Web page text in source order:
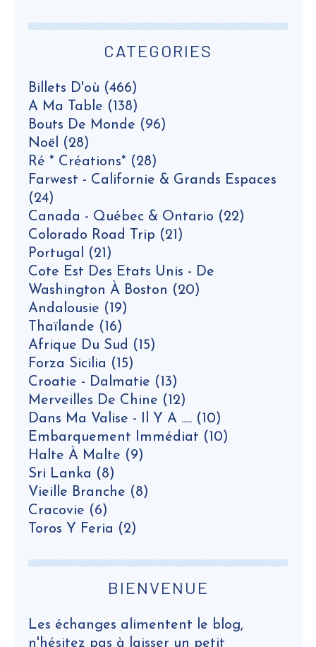
CATEGORIES
Billets D'où (466)
A Ma Table (138)
Bouts De Monde (96)
Noël (28)
Ré * Créations* (28)
Farwest - Californie & Grands Espaces
(24)
Canada - Québec & Ontario (22)
Colorado Road Trip (21)
Portugal (21)
Cote Est Des Etats Unis - De
Washington À Boston (20)
Andalousie (19)
Thaïlande (16)
Afrique Du Sud (15)
Forza Sicilia (15)
Croatie - Dalmatie (13)
Merveilles De Chine (12)
Dans Ma Valise - Il Y A ..... (10)
Embarquement Immédiat (10)
Halte À Malte (9)
Sri Lanka (8)
Vieille Branche (8)
Cracovie (6)
Toros Y Feria (2)
BIENVENUE
Les échanges alimentent le blog,
n'hésitez pas à laisser un petit